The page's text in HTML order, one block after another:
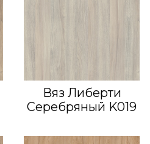
Вяз Либерти
Серебряный K019